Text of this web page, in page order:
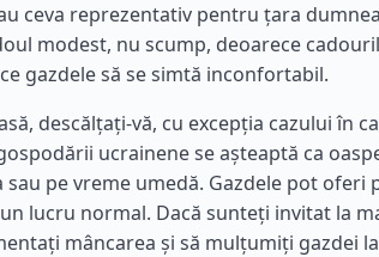
ceva reprezentativ pentru țara
modest, nu scump, deoarece
gazdele să se simtă inconfortabil.
descălțați-vă, cu excepția cazului în
ucrainene se așteaptă ca
sau pe vreme umedă. Gazdele pot oferi
lucru normal. Dacă sunteți invitat la
mâncarea și să mulțumiți gazdei